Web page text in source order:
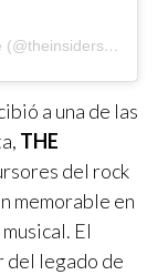
A post shared by The Insiders Collective (@theinsidersco)
a una de las
THE
del rock
memorable en
El
del legado de